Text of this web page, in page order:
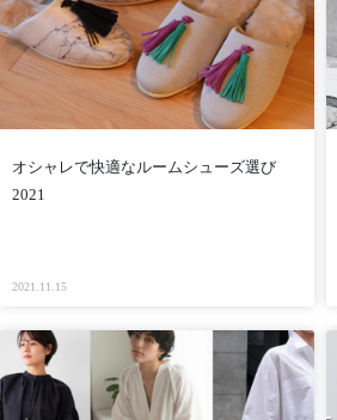
オシャレで快適なルームシューズ選び
2021
2021.11.15